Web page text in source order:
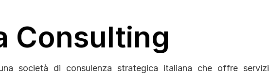
Consulting
società di consulenza strategica italiana che offre servizi